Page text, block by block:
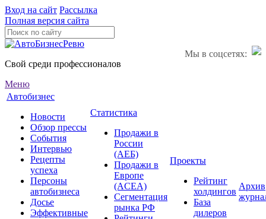
Вход на сайт Рассылка
Полная версия сайта
Мы в соцсетях:
Свой среди профессионалов
Меню
Автобизнес
Новости
Обзор прессы
События
Интервью
Рецепты
успеха
Персоны
автобизнеса
Досье
Эффективные
Статистика
Продажи в
России
(АЕБ)
Продажи в
Европе
(ACEA)
Сегментация
рынка РФ
Проекты
Рейтинг
холдингов
База
дилеров
Архив